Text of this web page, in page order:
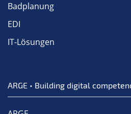
Badplanung
EDI
IT-Lösungen
ARGE • Building digital